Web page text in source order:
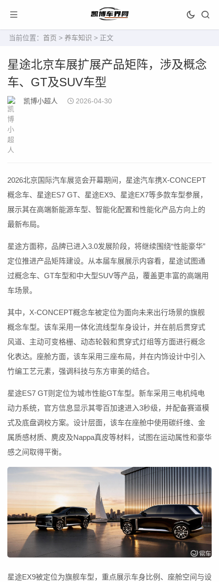
当前位置： 首页 > 养车知识 > 正文
星途北京车展扩展产品矩阵，涉及概念
车、GT及SUV车型
凯博小超人 2026-04-30
2026北京国际汽车展览会开幕期间，星途汽车携X-CONCEPT
概念车、星途ES7 GT、星途EX9、星途EX7等多款车型参展，
展示其在高端新能源车型、智能化配置和性能化产品方向上的
最新布局。
星途方面称，品牌已进入3.0发展阶段，将继续围绕“性能豪华”
定位推进产品矩阵建设。从本届车展展示内容看，星途试图通
过概念车、GT车型和中大型SUV等产品，覆盖更丰富的高端用
车场景。
其中，X-CONCEPT概念车被定位为面向未来出行场景的旗舰
概念车型。该车采用一体化流线型车身设计，并在前后贯穿式
风道、主动可变格栅、动态轮毂和贯穿式灯组等方面进行概念
化表达。座舱方面，该车采用三座布局，并在内饰设计中引入
竹编工艺元素，强调科技与东方审美的结合。
星途ES7 GT则定位为城市性能GT车型。新车采用三电机纯电
动力系统，官方信息显示其零百加速进入3秒级，并配备赛道模
式及底盘调校方案。设计层面，该车在座舱中使用碳纤维、金
属质感材质、麂皮及Nappa真皮等材料，试图在运动属性和豪华
感之间取得平衡。
星途EX9被定位为旗舰车型，重点展示车身比例、座舱空间与设